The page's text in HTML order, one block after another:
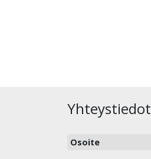
Yhteystiedot
Osoite